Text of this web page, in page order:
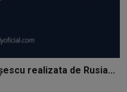
realizata de Rusia...